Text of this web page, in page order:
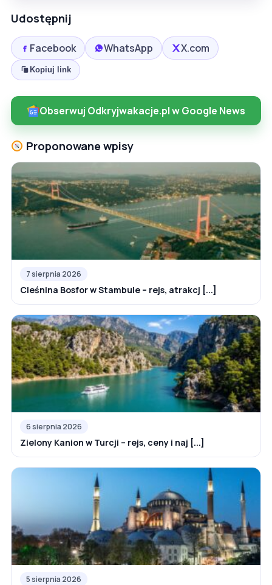
Udostępnij
Facebook WhatsApp X.com
Kopiuj link
Obserwuj Odkryjwakacje.pl w Google News
Proponowane wpisy
7 sierpnia 2026
Cieśnina Bosfor w Stambule – rejs, atrakcj [...]
6 sierpnia 2026
Zielony Kanion w Turcji – rejs, ceny i naj [...]
5 sierpnia 2026